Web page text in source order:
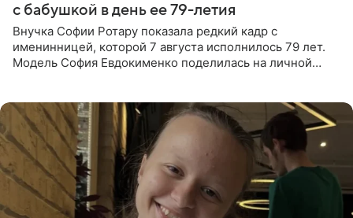
с бабушкой в день ее 79-летия
Внучка Софии Ротару показала редкий кадр с
именинницей, которой 7 августа исполнилось 79 лет.
Модель София Евдокименко поделилась на личной